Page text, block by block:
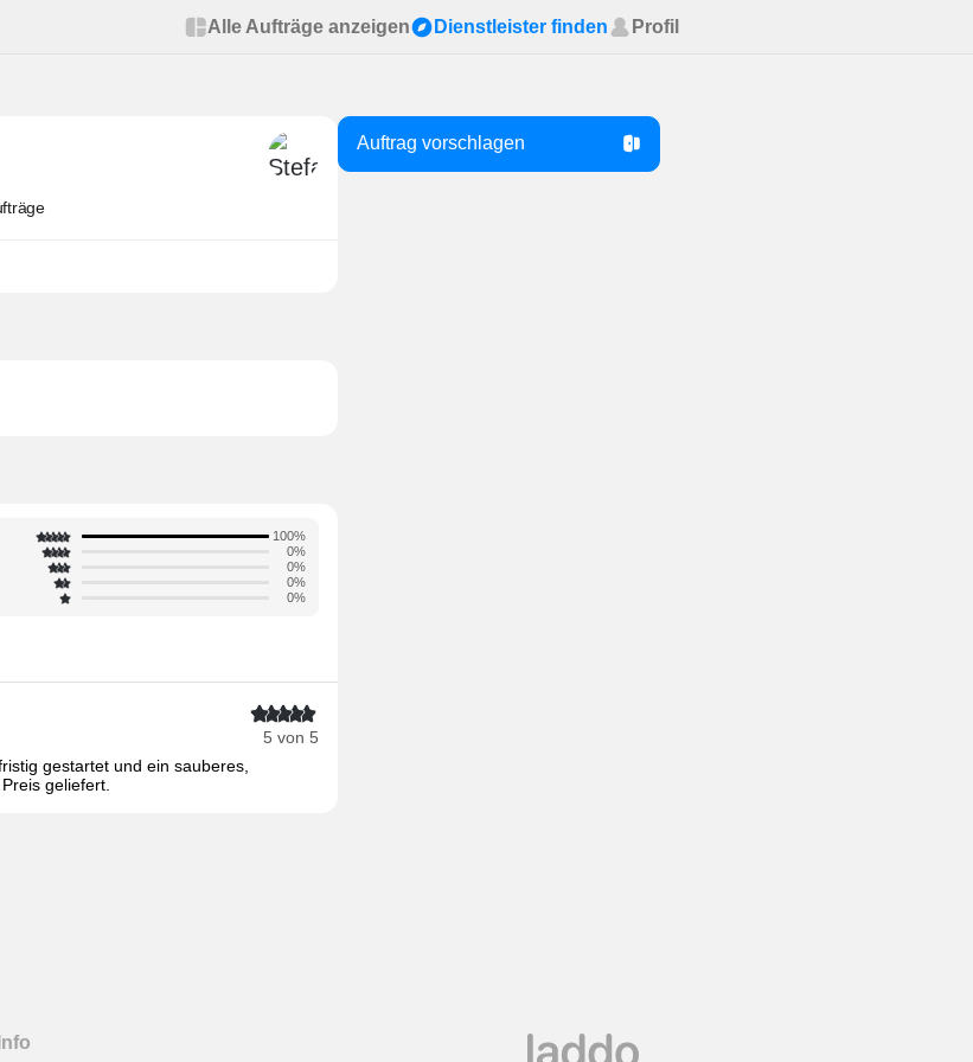
Alle Aufträge anzeigen Dienstleister finden Profil
100%
0%
0%
0%
0%
5 von 5
gestartet und ein sauberes,
geliefert.
Auftrag vorschlagen
Info